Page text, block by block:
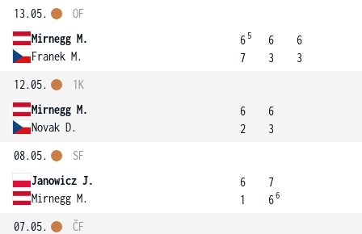
13.05.
Mirnegg M.
Franek M.
OF
6 5
7
6
3
6
3
12.05.
Mirnegg M.
Novak D.
1K
6
2
6
3
08.05.
Janowicz J.
Mirnegg M.
SF
6
1
7
66
07.05.
ČF